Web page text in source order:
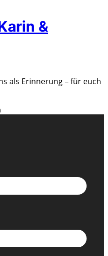
&
als Erinnerung – für euch